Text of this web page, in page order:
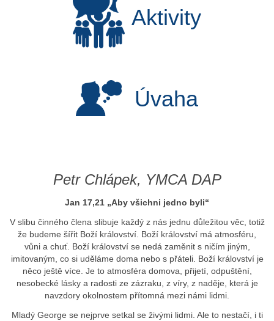
Aktivity
Úvaha
Petr Chlápek, YMCA DAP
Jan 17,21 „Aby všichni jedno byli“
V slibu činného člena slibuje každý z nás jednu důležitou věc, totiž
že budeme šířit Boží království. Boží království má atmosféru,
vůni a chuť. Boží království se nedá zaměnit s ničím jiným,
imitovaným, co si uděláme doma nebo s přáteli. Boží království je
něco ještě více. Je to atmosféra domova, přijetí, odpuštění,
nesobecké lásky a radosti ze zázraku, z víry, z naděje, která je
navzdory okolnostem přítomná mezi námi lidmi.
Mladý George se nejprve setkal se živými lidmi. Ale to nestačí, i ti